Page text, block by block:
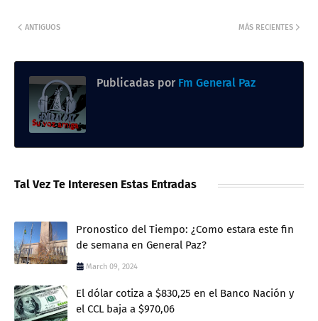
MÁS RECIENTES
ANTIGUOS
Publicadas por Fm General Paz
Tal Vez Te Interesen Estas Entradas
Pronostico del Tiempo: ¿Como estara este fin
de semana en General Paz?
March 09, 2024
El dólar cotiza a $830,25 en el Banco Nación y
el CCL baja a $970,06